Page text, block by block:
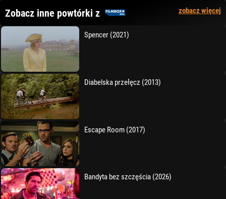
Zobacz inne powtórki z zobacz więcej
Spencer (2021)
Diabelska przełęcz (2013)
Escape Room (2017)
Bandyta bez szczęścia (2026)